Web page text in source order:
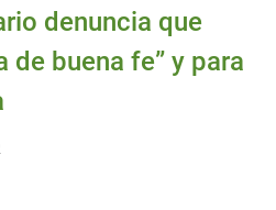
denuncia que
de buena fe” y para